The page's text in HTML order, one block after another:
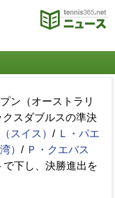
ン（オーストラリ
スダブルスの準決
スイス） / Ｌ・パエ
） / Ｐ・クエバス
下し、決勝進出を